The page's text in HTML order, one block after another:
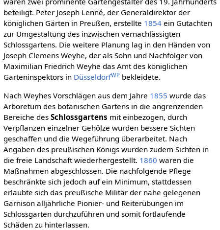
beteiligt. Peter Joseph Lenné, der Generaldirektor der
königlichen Gärten in Preußen, erstellte 1854ein Gutachten
zur Umgestaltung des inzwischen vernachlässigten
Schlossgartens. Die weitere Planung lag in den Händen von
Joseph Clemens Weyhe, der als Sohn und Nachfolger von
Maximilian Friedrich Weyhe das Amt des königlichen
Garteninspektors in DüsseldorfWPbekleidete.
Nach Weyhes Vorschlägen aus dem Jahre 1855 wurde das
Arboretum des botanischen Gartens in die angrenzenden
Bereiche des Schlossgartens mit einbezogen, durch
Verpflanzen einzelner Gehölze wurden bessere Sichten
geschaffen und die Wegeführung überarbeitet. Nach
Angaben des preußischen Königs wurden zudem Sichten in
die freie Landschaft wiederhergestellt. 1860 waren die
Maßnahmen abgeschlossen. Die nachfolgende Pflege
beschränkte sich jedoch auf ein Minimum, stattdessen
erlaubte sich das preußische Militär der nahe gelegenen
Garnison alljährliche Pionier- und Reiterübungen im
Schlossgarten durchzuführen und somit fortlaufende
Schäden zu hinterlassen.